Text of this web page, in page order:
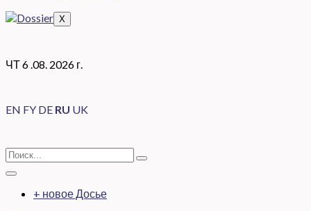
X
ЧТ 6 .08. 2026 г.
EN FY DE RU UK
+ новое Досье